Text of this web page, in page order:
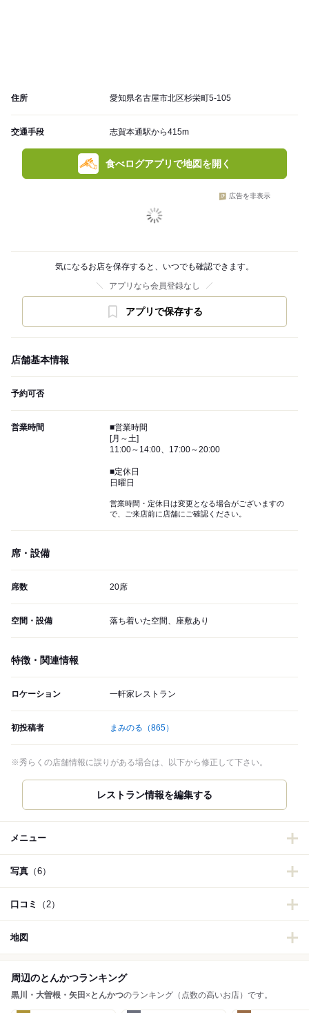
住所 愛知県名古屋市北区杉栄町5-105
交通手段 志賀本通駅から415m
食べログアプリで地図を開く
広告を非表示
気になるお店を保存すると、いつでも確認できます。
アプリなら会員登録なし
アプリで保存する
店舗基本情報
予約可否
営業時間
■営業時間
[月～土]
11:00～14:00、17:00～20:00
■定休日
日曜日
営業時間・定休日は変更となる場合がございますの
で、ご来店前に店舗にご確認ください。
席・設備
席数 20席
空間・設備 落ち着いた空間、座敷あり
特徴・関連情報
ロケーション 一軒家レストラン
初投稿者 まみのる （865）
※秀らくの店舗情報に誤りがある場合は、以下から修正して下さい。
メニュー
写真 （6）
口コミ （2）
地図
周辺のとんかつランキング
黒川・大曽根・矢田 × とんかつのランキング（点数の高いお店）です。